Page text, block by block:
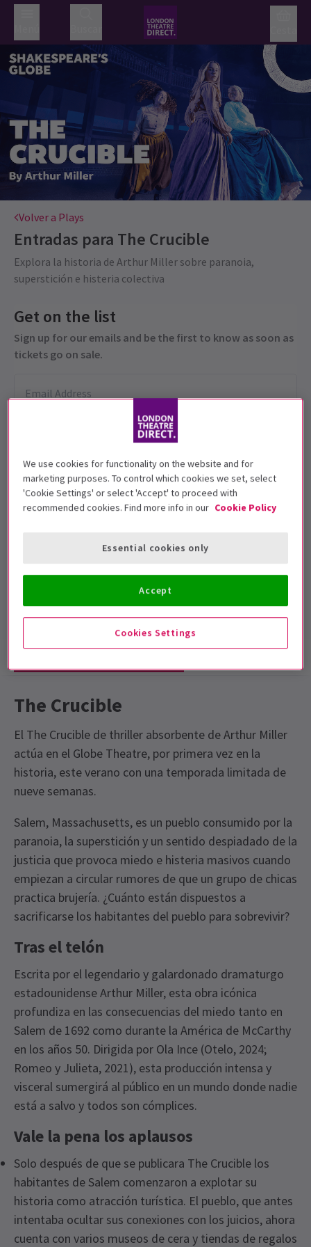
Volver a Plays
Entradas para The Crucible
Explora la historia de Arthur Miller sobre paranoia,
superstición e histeria colectiva
Get on the list
Sign up for our emails and be the first to know as soon as
tickets go on sale.
Fechas de función
Incluye intervalo
The Crucible
El The Crucible de thriller absorbente de Arthur Miller
actúa en el Globe Theatre, por primera vez en la
historia, este verano con una temporada limitada de
nueve semanas.
Salem, Massachusetts, es un pueblo consumido por la
paranoia, la superstición y un sentido despiadado de la
justicia que provoca miedo e histeria masivos cuando
empiezan a circular rumores de que un grupo de chicas
practica brujería. ¿Cuánto están dispuestos a
sacrificarse los habitantes del pueblo para sobrevivir?
Tras el telón
Escrita por el legendario y galardonado dramaturgo
estadounidense Arthur Miller, esta obra icónica
profundiza en las consecuencias del miedo tanto en
Salem de 1692 como durante la América de McCarthy
en los años 50. Dirigida por Ola Ince (Otelo, 2024;
Romeo y Julieta, 2021), esta producción intensa y
visceral sumergirá al público en un mundo donde nadie
está a salvo y todos son cómplices.
Vale la pena los aplausos
Solo después de que se publicara The Crucible los
habitantes de Salem comenzaron a explotar su
historia como atracción turística. El pueblo, que antes
intentaba ocultar sus conexiones con los juicios, ahora
cuenta con varios museos de cera y tiendas de regalos
We use cookies for functionality on the website and for
marketing purposes. To control which cookies we set, select
'Cookie Settings' or select 'Accept' to proceed with
recommended cookies. Find more info in our Cookie Policy
Cookies Settings
Essential cookies only
Accept